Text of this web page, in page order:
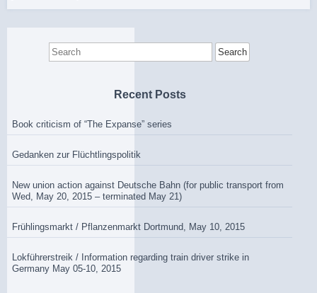
Search
for:
Recent Posts
Book criticism of “The Expanse” series
Gedanken zur Flüchtlingspolitik
New union action against Deutsche Bahn (for public transport from
Wed, May 20, 2015 – terminated May 21)
Frühlingsmarkt / Pflanzenmarkt Dortmund, May 10, 2015
Lokführerstreik / Information regarding train driver strike in
Germany May 05-10, 2015